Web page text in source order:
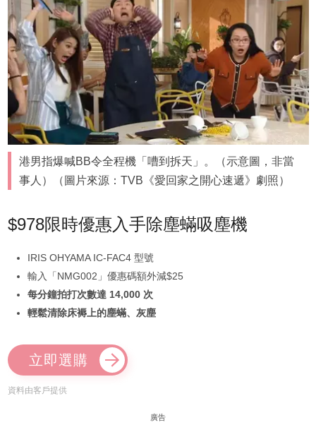
港男指爆喊BB令全程機「嘈到拆天」。（示意圖，非當
事人）（圖片來源：TVB《愛回家之開心速遞》劇照）
$978限時優惠入手除塵蟎吸塵機
IRIS OHYAMA IC-FAC4 型號
輸入「NMG002」優惠碼額外減$25
每分鐘拍打次數達 14,000 次
輕鬆清除床褥上的塵蟎、灰塵
立即選購
資料由客戶提供
廣告